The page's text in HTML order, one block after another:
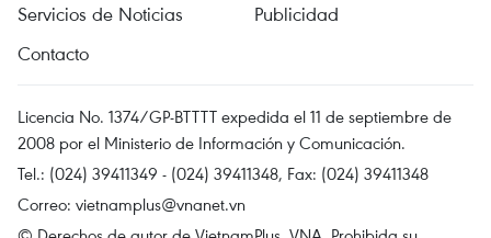
Servicios de Noticias
Publicidad
Contacto
Licencia No. 1374/GP-BTTTT expedida el 11 de septiembre de
2008 por el Ministerio de Información y Comunicación.
Tel.: (024) 39411349 - (024) 39411348, Fax: (024) 39411348
Correo: vietnamplus@vnanet.vn